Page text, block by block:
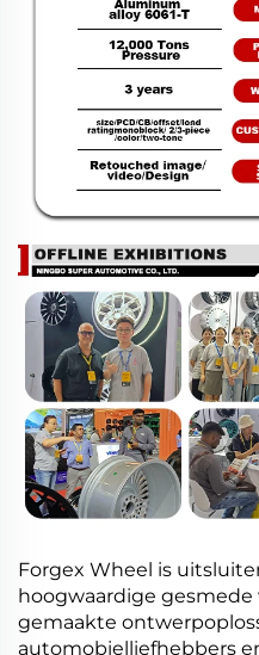
Forgex Wheel is
hoogwaardige gesmede
gemaakte
automobielliefhebbers